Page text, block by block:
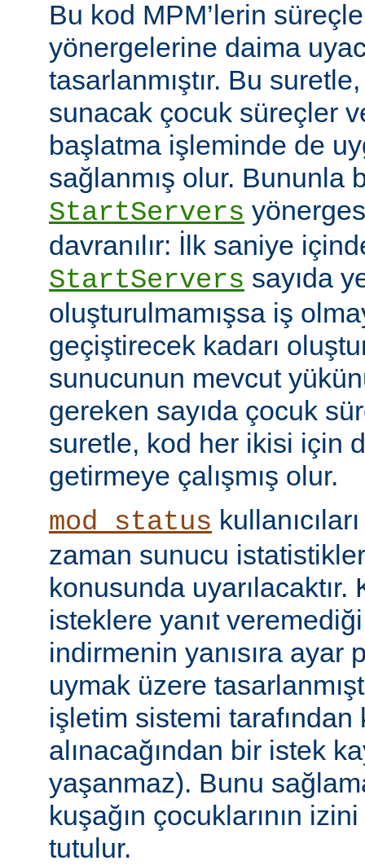
Bu kod MPM’lerin
yönergelerine daima
tasarlanmıştır. Bu
sunacak çocuk süreçler
başlatma işleminde de
sağlanmış olur. Bununla
StartServers
davranılır: İlk saniye
StartServers sayıda
oluşturulmamışsa iş
geçiştirecek kadarı
sunucunun mevcut
gereken sayıda çocuk
suretle, kod her ikisi için
getirmeye çalışmış olur.
mod_status
zaman sunucu
konusunda
isteklere yanıt
indirmenin yanısıra ayar
uymak üzere
işletim sistemi tarafından
alınacağından bir istek
yaşanmaz). Bunu
kuşağın çocuklarının
tutulur.